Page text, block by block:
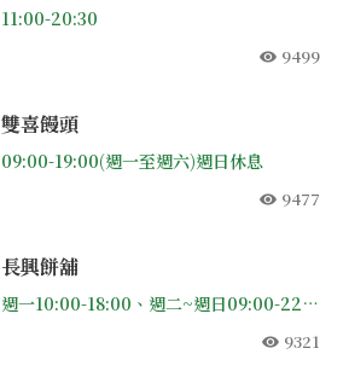
11:00-20:30
人氣
9499
雙喜饅頭
09:00-19:00(週一至週六)週日休息
人氣
9477
長興餅舖
週一10:00-18:00、週二~週日09:00-22:00
人氣
9321